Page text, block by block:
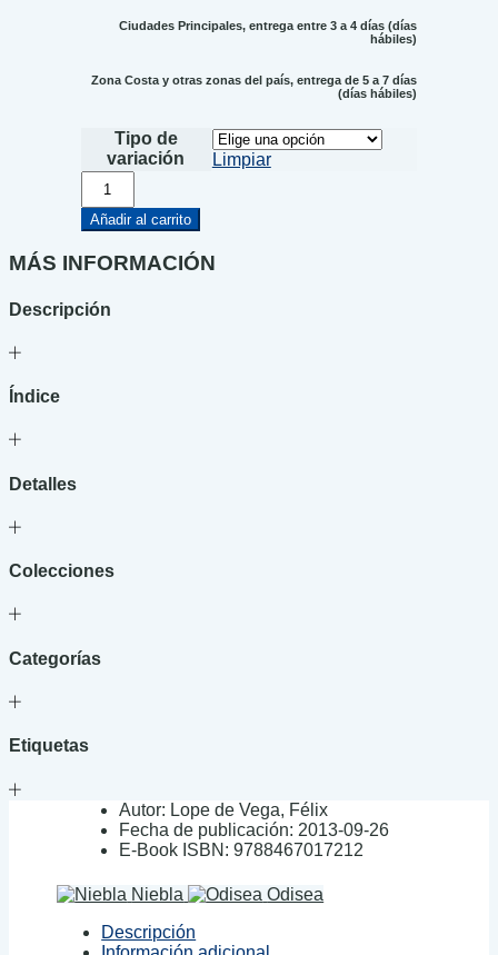
Ciudades Principales, entrega entre 3 a 4 días (días
hábiles)
Zona Costa y otras zonas del país, entrega de 5 a 7 días
(días hábiles)
Tipo de
variación
Limpiar
Fuente
ovejuna
cantidad
Añadir al carrito
MÁS INFORMACIÓN
Descripción
Índice
Detalles
Colecciones
Categorías
Etiquetas
Autor: Lope de Vega, Félix
Fecha de publicación: 2013-09-26
E-Book ISBN: 9788467017212
Niebla
Odisea
Descripción